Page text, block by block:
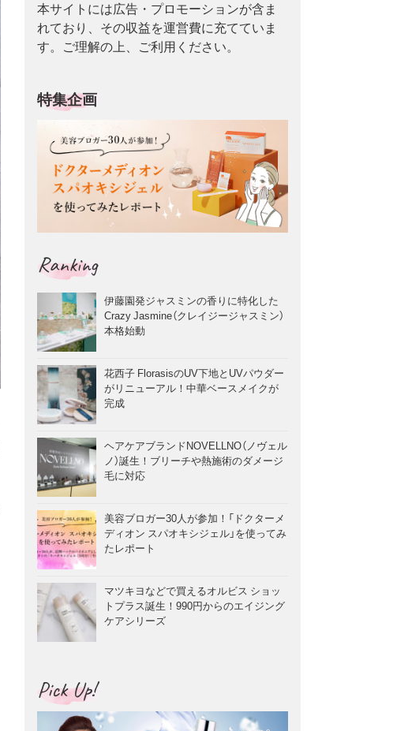
本サイトには広告・プロモーションが含ま
れており、その収益を運営費に充てていま
す。ご理解の上、ご利用ください。
特集企画
Ranking
伊藤園発ジャスミンの香りに特化した
Crazy Jasmine（クレイジージャスミン）
本格始動
花西子 FlorasisのUV下地とUVパウダー
がリニューアル！中華ベースメイクが
完成
ヘアケアブランドNOVELLNO（ノヴェル
ノ）誕生！ブリーチや熱施術のダメージ
毛に対応
美容ブロガー30人が参加！「ドクターメ
ディオン スパオキシジェル」を使ってみ
たレポート
マツキヨなどで買えるオルビス ショッ
トプラス誕生！990円からのエイジング
ケアシリーズ
Pick Up!